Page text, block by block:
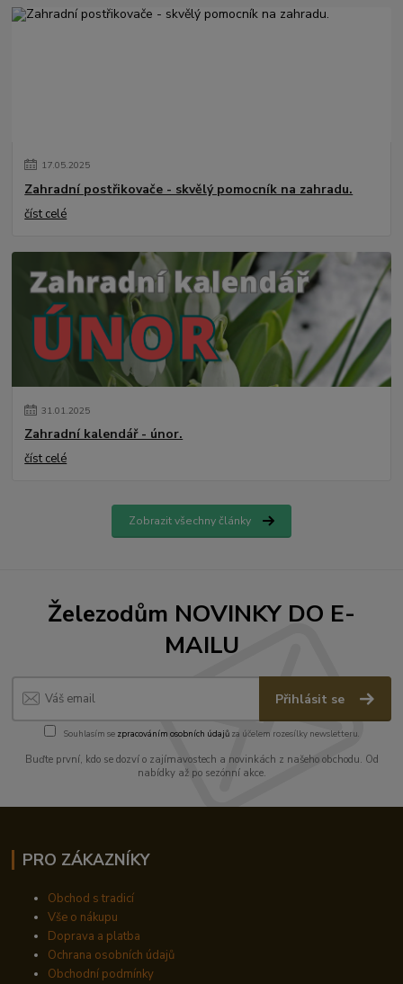
17.05.2025
Zahradní postřikovače - skvělý pomocník na zahradu.
číst celé
31.01.2025
Zahradní kalendář - únor.
číst celé
Zobrazit všechny články
Železodům NOVINKY DO E-
MAILU
Přihlásit se
Souhlasím se zpracováním osobních údajůza účelem rozesílky newsletteru.
Buďte první, kdo se dozví o zajímavostech a novinkách z našeho obchodu. Od
nabídky až po sezónní akce.
PRO ZÁKAZNÍKY
Obchod s tradicí
Vše o nákupu
Doprava a platba
Ochrana osobních údajů
Obchodní podmínky